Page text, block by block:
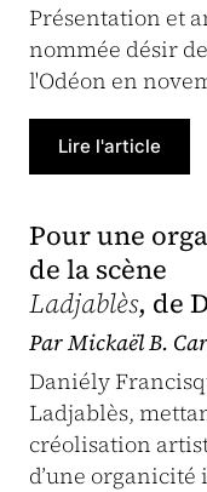
Présentation et
nommée désir
l'Odéon en
Lire l'article
Pour une
de la scène
Ladjablès, de
Par Mickaël B.
Daniély
Ladjablès,
créolisation
d’une organicité